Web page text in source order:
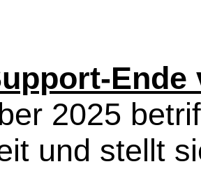
2025
und stellt